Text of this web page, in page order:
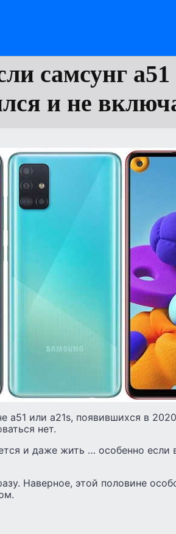
самсунг
и не
а51 или а21s, появившихся в
нет.
и даже жить … особенно
Наверное, этой половине